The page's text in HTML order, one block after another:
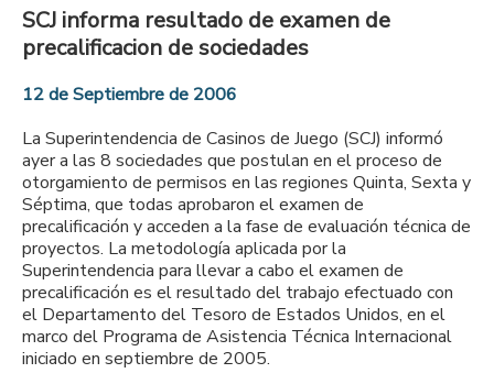
SCJ informa resultado de examen de
precalificacion de sociedades
12 de Septiembre de 2006
La Superintendencia de Casinos de Juego (SCJ) informó
ayer a las 8 sociedades que postulan en el proceso de
otorgamiento de permisos en las regiones Quinta, Sexta y
Séptima, que todas aprobaron el examen de
precalificación y acceden a la fase de evaluación técnica de
proyectos. La metodología aplicada por la
Superintendencia para llevar a cabo el examen de
precalificación es el resultado del trabajo efectuado con
el Departamento del Tesoro de Estados Unidos, en el
marco del Programa de Asistencia Técnica Internacional
iniciado en septiembre de 2005.